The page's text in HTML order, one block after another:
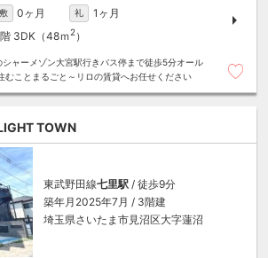
敷 0ヶ月 礼
1ヶ月
3DK（48ｍ 2）
ャーメゾン大宮駅行きバス停まで徒歩5分オール
むことまるごと～リロの賃貸へお任せください
TOWN
東武野田線七里駅 / 徒歩9分
築年月2025年7月 / 3階建
埼玉県さいたま市見沼区大字蓮沼